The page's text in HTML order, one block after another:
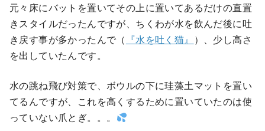
元々床にバットを置いてその上に置いてあるだけの直置
きスタイルだったんですが、ちくわが水を飲んだ後に吐
き戻す事が多かったんで（ 『水を吐く猫』 ）、少し高さ
を出していたんです。
水の跳ね飛び対策で、ボウルの下に珪藻土マットを置い
てるんですが、これを高くするために置いていたのは使
っていない爪とぎ。。。